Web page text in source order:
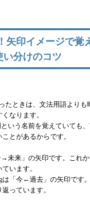
矢印イメージで覚
い分けのコツ
たときは、文法用語よりも
なります。
いう名前を覚えていても
とがあるからです。
→未来」の矢印です。これ
います。
は「今←過去」の矢印です
っています。